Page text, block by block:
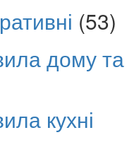
(53)
дому та
кухні